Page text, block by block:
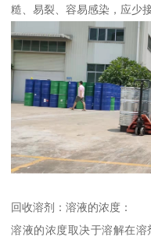
糙、易裂、容易感染，应少
回收溶剂：溶液的浓度：
溶液的浓度取决于溶解在